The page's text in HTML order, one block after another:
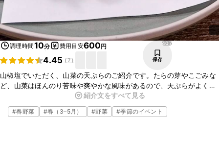
調理時間10分 費用目安600円
4.45 (7)
407
保存
山椒塩でいただく、山菜の天ぷらのご紹介です。たらの芽やこごみな
ど、山菜はほんのり苦味や爽やかな風味があるので、天ぷらがよく合
います。山椒塩のピリっとしたアクセントがさっぱりといただけます
よ。ぜひ試してみてくださいね。
紹介文をすべて見る
#春野菜 #春（3–5月） #野菜 #季節のイベント